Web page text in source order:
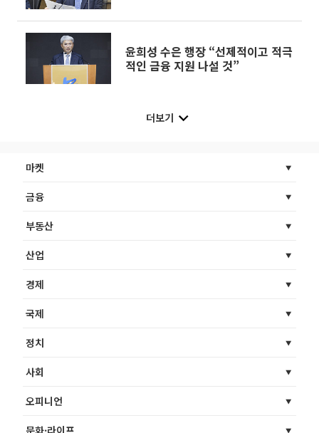
윤희성 수은 행장 “선제적이고 적극
적인 금융 지원 나설 것”
더보기
마켓
금융
부동산
산업
경제
국제
정치
사회
오피니언
문화·라이프